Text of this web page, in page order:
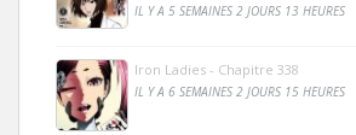
IL Y A 5 SEMAINES 2 JOURS 13 HEURES
Iron Ladies - Chapitre 338
IL Y A 6 SEMAINES 2 JOURS 15 HEURES